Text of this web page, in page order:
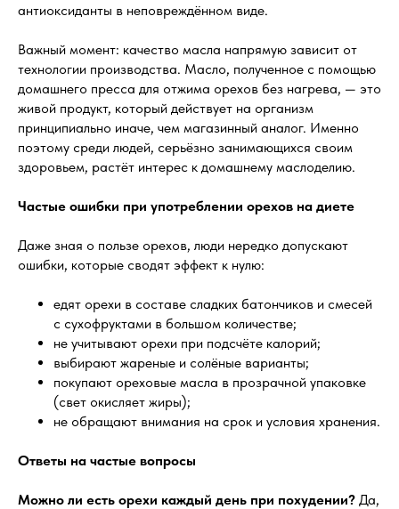
антиоксиданты в неповреждённом виде.
Важный момент: качество масла напрямую зависит от
технологии производства. Масло, полученное с помощью
домашнего пресса для отжима орехов без нагрева, — это
живой продукт, который действует на организм
принципиально иначе, чем магазинный аналог. Именно
поэтому среди людей, серьёзно занимающихся своим
здоровьем, растёт интерес к домашнему маслоделию.
Частые ошибки при употреблении орехов на диете
Даже зная о пользе орехов, люди нередко допускают
ошибки, которые сводят эффект к нулю:
едят орехи в составе сладких батончиков и смесей
с сухофруктами в большом количестве;
не учитывают орехи при подсчёте калорий;
выбирают жареные и солёные варианты;
покупают ореховые масла в прозрачной упаковке
(свет окисляет жиры);
не обращают внимания на срок и условия хранения.
Ответы на частые вопросы
Можно ли есть орехи каждый день при похудении? Да,